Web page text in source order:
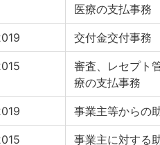
医療の支払事務
交付金交付事務
審査、レセプト
療の支払事務
事業主等からの
事業主に対する